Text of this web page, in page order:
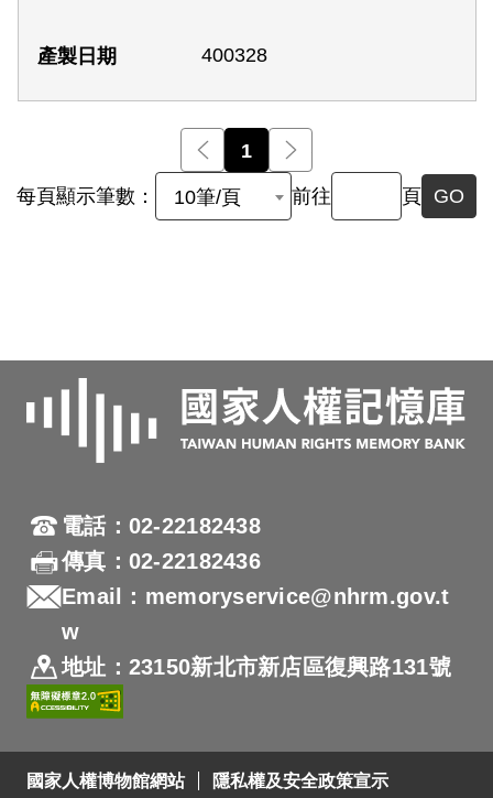
400328
前一頁
1
每頁顯示筆數： 10筆/頁 前往 頁 GO
電話：02-22182438
傳真：02-22182436
Email：memoryservice@nhrm.gov.t
w
地址：23150新北市新店區復興路131號
國家人權博物館網站 隱私權及安全政策宣示